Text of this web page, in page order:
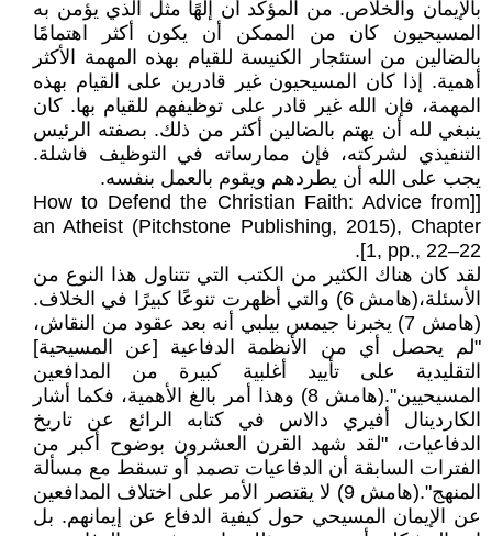
بالإيمان والخلاص. من المؤكد أن إلهًا مثل الذي يؤمن به
المسيحيون كان من الممكن أن يكون أكثر اهتمامًا
بالضالين من استئجار الكنيسة للقيام بهذه المهمة الأكثر
أهمية. إذا كان المسيحيون غير قادرين على القيام بهذه
المهمة، فإن الله غير قادر على توظيفهم للقيام بها. كان
ينبغي لله أن يهتم بالضالين أكثر من ذلك. بصفته الرئيس
التنفيذي لشركته، فإن ممارساته في التوظيف فاشلة.
يجب على الله أن يطردهم ويقوم بالعمل بنفسه.
[[How to Defend the Christian Faith: Advice from
an Atheist (Pitchstone Publishing, 2015), Chapter
1, pp., 22–22].
لقد كان هناك الكثير من الكتب التي تتناول هذا النوع من
الأسئلة،(هامش 6) والتي أظهرت تنوعًا كبيرًا في الخلاف.
(هامش 7) يخبرنا جيمس بيلبي أنه بعد عقود من النقاش،
"لم يحصل أي من الأنظمة الدفاعية [عن المسيحية]
التقليدية على تأييد أغلبية كبيرة من المدافعين
المسيحيين".(هامش 8) وهذا أمر بالغ الأهمية، فكما أشار
الكاردينال أفيري دالاس في كتابه الرائع عن تاريخ
الدفاعيات، "لقد شهد القرن العشرون بوضوح أكبر من
الفترات السابقة أن الدفاعيات تصمد أو تسقط مع مسألة
المنهج".(هامش 9) لا يقتصر الأمر على اختلاف المدافعين
عن الإيمان المسيحي حول كيفية الدفاع عن إيمانهم. بل